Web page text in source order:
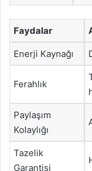
Faydalar
Enerji Kaynağı
Ferahlık
Paylaşım
Kolaylığı
Tazelik
Garantisi